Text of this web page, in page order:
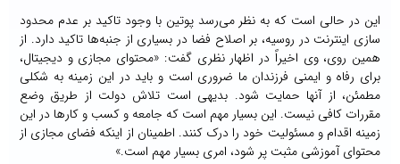
این در حالی است که به نظر می‌رسد پوتین با وجود تاکید بر عدم محدود
سازی اینترنت در روسیه، بر اصلاح فضا در بسیاری از جنبه‌ها تاکید دارد. از
همین روی، وی اخیراً در اظهار نظری گفت: «محتوای مجازی و دیجیتال،
برای رفاه و ایمنی فرزندان ما ضروری است و باید در این زمینه به شکلی
مطمئن، از آنها حمایت شود. بدیهی است تلاش دولت از طریق وضع
مقررات کافی نیست. این بسیار مهم است که جامعه و کسب و کارها در این
زمینه اقدام و مسئولیت خود را درک کنند. اطمینان از اینکه فضای مجازی از
محتوای آموزشی مثبت پر شود، امری بسیار مهم است.»